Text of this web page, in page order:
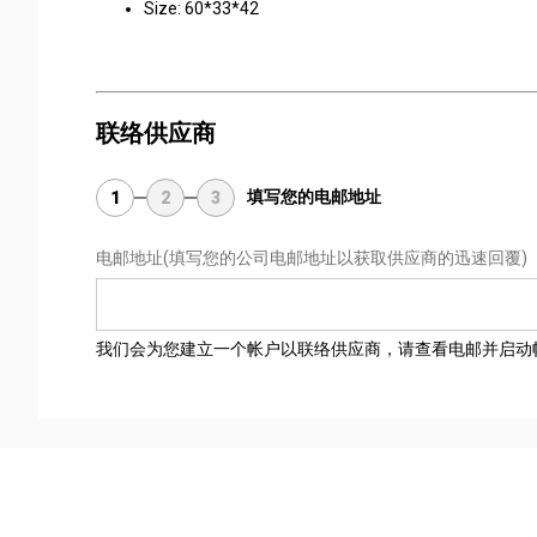
Size: 60*33*42
联络供应商
1 2 3 填写您的电邮地址
电邮地址(填写您的公司电邮地址以获取供应商的迅速回覆)
我们会为您建立一个帐户以联络供应商，请查看电邮并启动